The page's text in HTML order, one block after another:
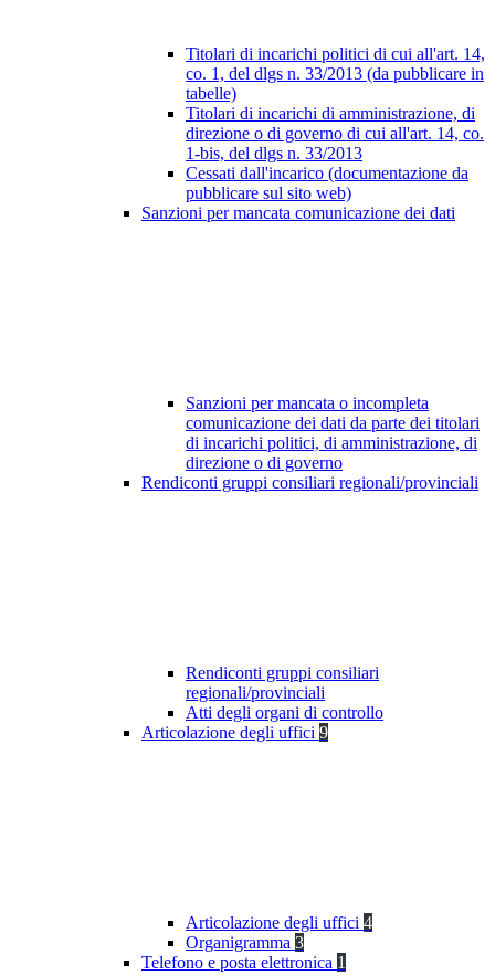
Titolari di incarichi politici di cui all'art. 14,
co. 1, del dlgs n. 33/2013 (da pubblicare in
tabelle)
Titolari di incarichi di amministrazione, di
direzione o di governo di cui all'art. 14, co.
1-bis, del dlgs n. 33/2013
Cessati dall'incarico (documentazione da
pubblicare sul sito web)
Sanzioni per mancata comunicazione dei dati
Sanzioni per mancata o incompleta
comunicazione dei dati da parte dei titolari
di incarichi politici, di amministrazione, di
direzione o di governo
Rendiconti gruppi consiliari regionali/provinciali
Rendiconti gruppi consiliari
regionali/provinciali
Atti degli organi di controllo
Articolazione degli uffici 9
Articolazione degli uffici 4
Organigramma 3
Telefono e posta elettronica 1